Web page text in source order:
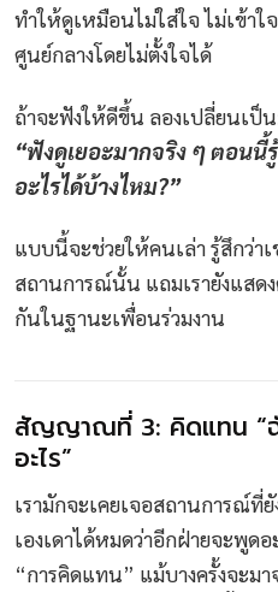
ทำให้ดูเหมือนไม่ใส่ใจ ไม่เข้าใ
ศูนย์กลางโดยไม่ตั้งใจได้
ถ้าจะฟังให้ดีขึ้น ลองเปลี่ยนเป็
“ฟังดูเยอะมากจริง ๆ ตอนนี้
อะไรได้บ้างไหม?”
แบบนี้จะช่วยให้คนเล่า รู้สึกว่า
สถานการณ์นั้น แถมเรายังแสด
กันในฐานะเพื่อนร่วมงาน
สัญญาณที่ 3: คิดแทน “ฉั
อะไร”
เรามักจะเคยเจอสถานการณ์ที่
เองเดาได้หมดว่าอีกฝ่ายจะพูด
“การคิดแทน” แม้บางครั้งจะม